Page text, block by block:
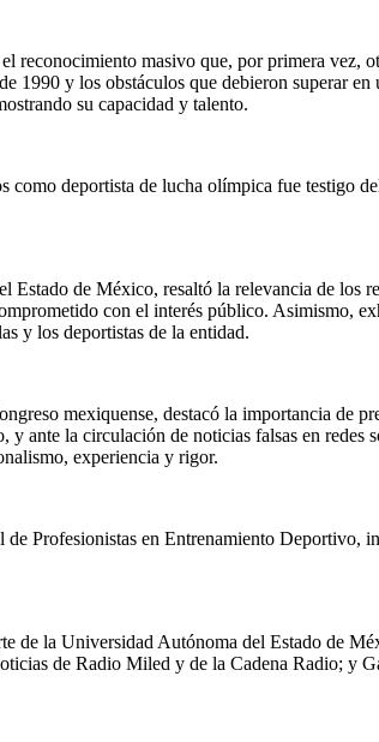
masivo que, por primera vez,
y los obstáculos que debieron superar
su capacidad y talento.
deportista de lucha olímpica fue testigo
de México, resaltó la relevancia de los
con el interés público. Asimismo,
y los deportistas de la entidad.
mexiquense, destacó la importancia de
ante la circulación de noticias falsas en
experiencia y rigor.
Profesionistas en Entrenamiento Deportivo,
de la Universidad Autónoma del Estado de
de Radio Miled y de la Cadena Radio; y